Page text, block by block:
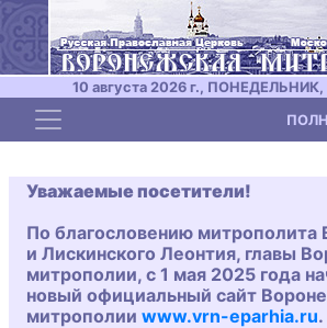
10 августа 2026 г., ПОНЕДЕЛЬНИК,
Toggle navigation
Уважаемые посетители!
По благословению митрополита
и Лискинского Леонтия, главы
митрополии, с 1 мая 2025 года
новый официальный сайт
митрополии www.vrn-eparhia.ru.